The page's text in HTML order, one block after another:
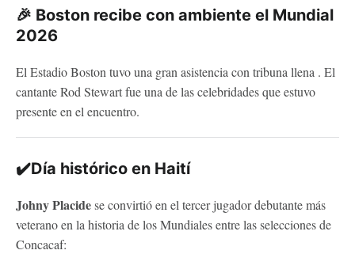
🎉 Boston recibe con ambiente el Mundial
2026
El Estadio Boston tuvo una gran asistencia con tribuna llena . El
cantante Rod Stewart fue una de las celebridades que estuvo
presente en el encuentro.
✔️Día histórico en Haití
Johny Placidese convirtió en el tercer jugador debutante más
veterano en la historia de los Mundiales entre las selecciones de
Concacaf: